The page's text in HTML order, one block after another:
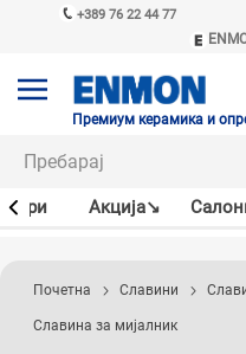
+389 76 22 44 77
Премиум керамика и
Акцијa↘
Почетна Славини
Славина за мијалник